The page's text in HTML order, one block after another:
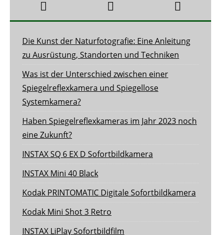
Die Kunst der Naturfotografie: Eine Anleitung
zu Ausrüstung, Standorten und Techniken
Was ist der Unterschied zwischen einer
Spiegelreflexkamera und Spiegellose
Systemkamera?
Haben Spiegelreflexkameras im Jahr 2023 noch
eine Zukunft?
INSTAX SQ 6 EX D Sofortbildkamera
INSTAX Mini 40 Black
Kodak PRINTOMATIC Digitale Sofortbildkamera
Kodak Mini Shot 3 Retro
INSTAX LiPlay Sofortbildfilm